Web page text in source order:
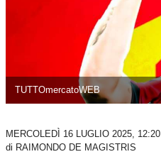
TUTTOmercatoWEB
MERCOLEDÌ 16 LUGLIO 2025, 12:20
di RAIMONDO DE MAGISTRIS